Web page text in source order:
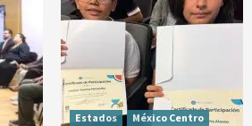
Estados
México Centro